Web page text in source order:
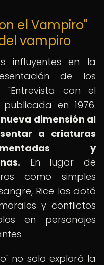
el Vampiro"
vampiro
influyentes en la
de los
con el
en 1976.
dimensión al
a criaturas
y
En lugar de
como simples
Rice los dotó
y conflictos
en personajes
no solo exploró la